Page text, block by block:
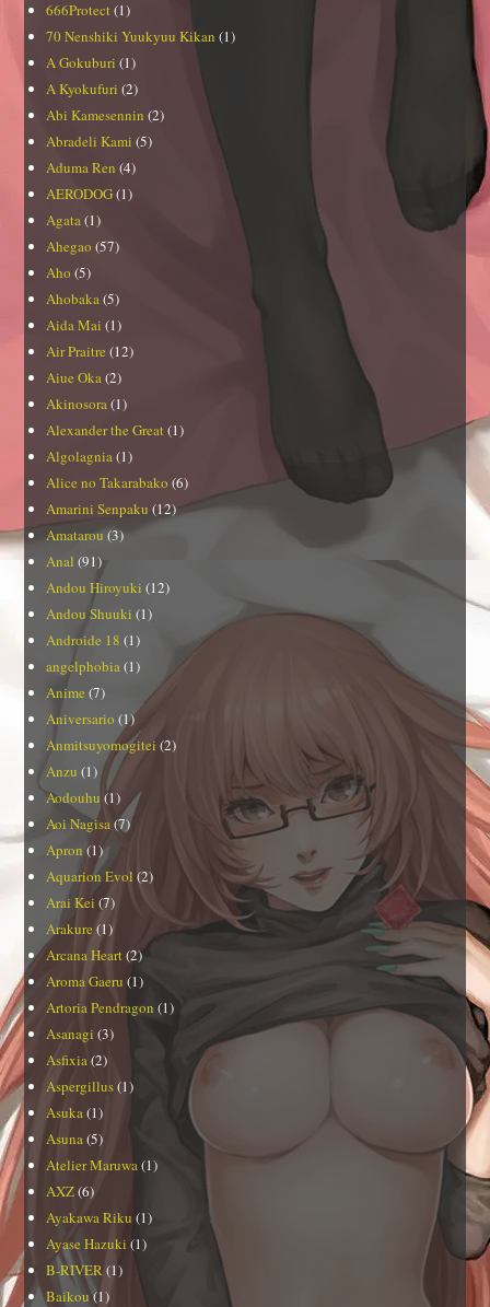
666Protect (1)
70 Nenshiki Yuukyuu Kikan (1)
A Gokuburi (1)
A Kyokufuri (2)
Abi Kamesennin (2)
Abradeli Kami (5)
Aduma Ren (4)
AERODOG(1)
Agata (1)
Ahegao (57)
Aho (5)
Ahobaka (5)
Aida Mai (1)
Air Praitre (12)
Aiue Oka (2)
Akinosora (1)
Alexander the Great (1)
Algolagnia (1)
Alice no Takarabako (6)
Amarini Senpaku (12)
Amatarou (3)
Anal (91)
Andou Hiroyuki (12)
Andou Shuuki (1)
Androide 18 (1)
angelphobia (1)
Anime (7)
Aniversario (1)
Anmitsuyomogitei (2)
Anzu (1)
Aodouhu (1)
Aoi Nagisa (7)
Apron (1)
Aquarion Evol (2)
Arai Kei (7)
Arakure(1)
Arcana Heart (2)
Aroma Gaeru (1)
Artoria Pendragon (1)
Asanagi (3)
Asfixia (2)
Aspergillus(1)
Asuka (1)
Asuna (5)
Atelier Maruwa (1)
AXZ(6)
Ayakawa Riku (1)
Ayase Hazuki (1)
B-RIVER (1)
Baikou(1)